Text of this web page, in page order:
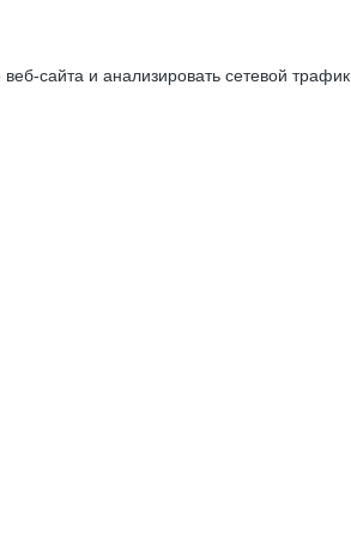
сайта и анализировать сетевой трафик.